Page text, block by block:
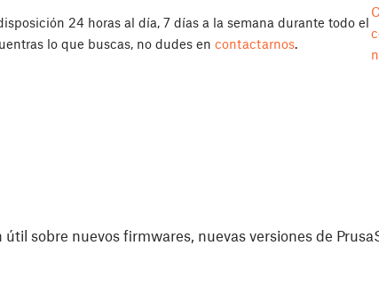
24 horas al día, 7 días a la semana durante todo el
lo que buscas, no dudes en contactarnos.
sobre nuevos firmwares, nuevas versiones de